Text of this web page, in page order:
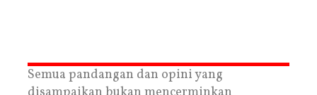
Semua pandangan dan opini yang